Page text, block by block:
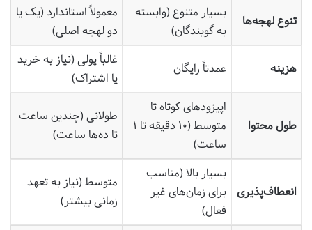
تنوع لهجه‌ها
بسیار متنوع (وابسته
به گویندگان)
معمولاً استاندارد (یک یا
دو لهجه اصلی)
هزینه عمدتاً رایگان
غالباً پولی (نیاز به خرید
یا اشتراک)
طول محتوا
اپیزودهای کوتاه تا
متوسط (۱۰ دقیقه تا ۱
ساعت)
طولانی (چندین ساعت
تا ده‌ها ساعت)
انعطاف‌پذیری
بسیار بالا (مناسب
برای زمان‌های غیر
فعال)
متوسط (نیاز به تعهد
زمانی بیشتر)